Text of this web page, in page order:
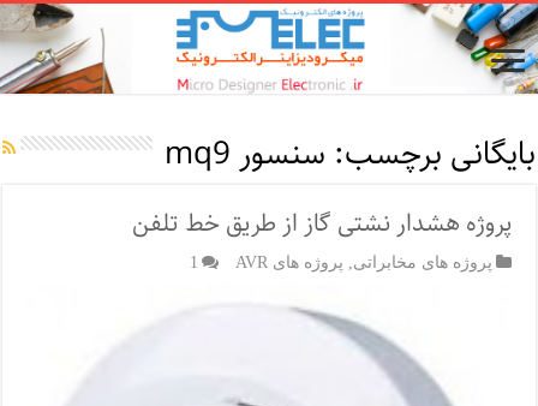
بایگانی برچسب: سنسور mq9
پروژه هشدار نشتی گاز از طریق خط تلفن
پروژه های مخابراتی پروژه های AVR 1